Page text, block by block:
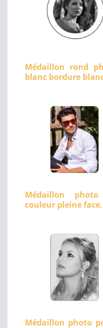
Médaillon rond
blanc bordure
Médaillon
couleur pleine face.
Médaillon photo